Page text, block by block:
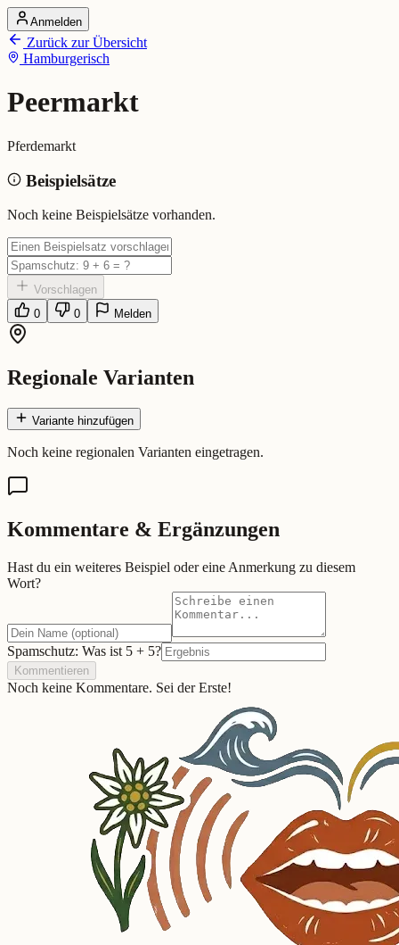
Startseite
Alle Dialekte
Dialekte vergleichen
Dialekt-Karte
Ranking
Peermarkt (Hamburgerisch)
Bedeutung:Pferdemarkt
Anmelden
Zurück zur Übersicht
Hamburgerisch
Peermarkt
Pferdemarkt
Beispielsätze
Noch keine Beispielsätze vorhanden.
Vorschlagen
0
0 Melden
Regionale Varianten
Variante hinzufügen
Noch keine regionalen Varianten eingetragen.
Kommentare & Ergänzungen
Hast du ein weiteres Beispiel oder eine Anmerkung zu diesem
Wort?
Spamschutz: Was ist 5 + 5?
Kommentieren
Noch keine Kommentare. Sei der Erste!